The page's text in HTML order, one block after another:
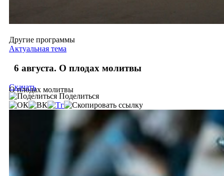
Другие программы
Актуальная тема
6 августа. О плодах молитвы
О плодах молитвы
Скачать
Поделиться